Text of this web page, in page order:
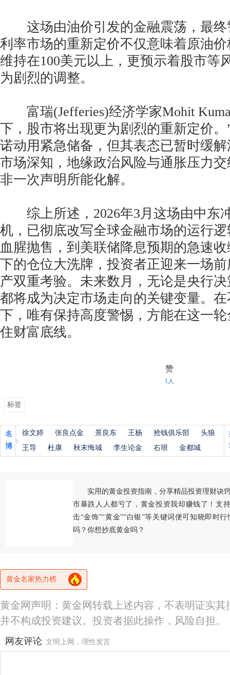
这场由油价引发的金融震荡，最终
利率市场的重新定价不仅意味着原油
维持在100美元以上，更预示着股市等
为剧烈的调整。
富瑞(Jefferies)经济学家Mohit
下，股市将出现更为剧烈的重新定价
诺动用紧急储备，但其表态已暂时缓
市场深知，地缘政治风险与通胀压力
非一次声明所能化解。
综上所述，2026年3月这场由中东
机，已彻底改写全球金融市场的运行
血腥抛售，到美联储降息预期的急速
下的仓位大洗牌，投资者正迎来一场
产双重考验。未来数月，无论是央行
都将成为决定市场走向的关键变量。
下，唯有保持高度警惕，方能在这一
住财富底线。
赞
1人
标签
名
博
徐文婷 张良点金 景良东 王杨 抢钱俱乐部
头狼
王导
杜康 秋末悔城 李生论金 右琅 金都城
实用的黄金投资指南，分享精品投资理财诀
市暴跌人人都亏了，黄金投资我却赚钱了！支
击“金饰”“黄金”“白银”等关键词便可知晓即时
吗？你想抄底黄金吗？
黄金名家热力榜
黄金网声明：黄金网转载上述内容，不表明证实
并不构成投资建议。投资者据此操作，风险自担。
网友评论 文明上网，理性发言